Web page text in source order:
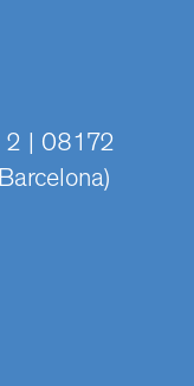
2 | 08172